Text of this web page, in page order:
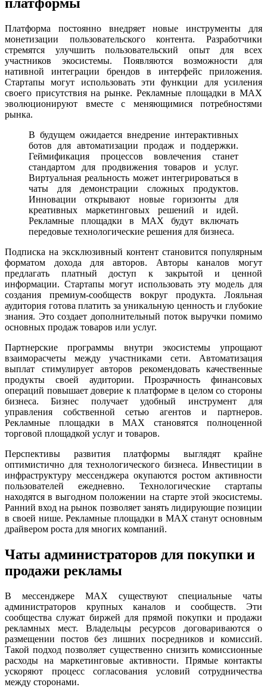
Платформа постоянно внедряет новые инструменты для
монетизации пользовательского контента. Разработчики
стремятся улучшить пользовательский опыт для всех
участников экосистемы. Появляются возможности для
нативной интеграции брендов в интерфейс приложения.
Стартапы могут использовать эти функции для усиления
своего присутствия на рынке. Рекламные площадки в MAX
эволюционируют вместе с меняющимися потребностями
рынка.
В будущем ожидается внедрение интерактивных
ботов для автоматизации продаж и поддержки.
Геймификация процессов вовлечения станет
стандартом для продвижения товаров и услуг.
Виртуальная реальность может интегрироваться в
чаты для демонстрации сложных продуктов.
Инновации открывают новые горизонты для
креативных маркетинговых решений и идей.
Рекламные площадки в MAX будут включать
передовые технологические решения для бизнеса.
Подписка на эксклюзивный контент становится популярным
форматом дохода для авторов. Авторы каналов могут
предлагать платный доступ к закрытой и ценной
информации. Стартапы могут использовать эту модель для
создания премиум-сообществ вокруг продукта. Лояльная
аудитория готова платить за уникальную ценность и глубокие
знания. Это создает дополнительный поток выручки помимо
основных продаж товаров или услуг.
Партнерские программы внутри экосистемы упрощают
взаиморасчеты между участниками сети. Автоматизация
выплат стимулирует авторов рекомендовать качественные
продукты своей аудитории. Прозрачность финансовых
операций повышает доверие к платформе в целом со стороны
бизнеса. Бизнес получает удобный инструмент для
управления собственной сетью агентов и партнеров.
Рекламные площадки в MAX становятся полноценной
торговой площадкой услуг и товаров.
Перспективы развития платформы выглядят крайне
оптимистично для технологического бизнеса. Инвестиции в
инфраструктуру мессенджера окупаются ростом активности
пользователей ежедневно. Технологические стартапы
находятся в выгодном положении на старте этой экосистемы.
Ранний вход на рынок позволяет занять лидирующие позиции
в своей нише. Рекламные площадки в MAX станут основным
драйвером роста для многих компаний.
Чаты администраторов для покупки и
продажи рекламы
В мессенджере MAX существуют специальные чаты
администраторов крупных каналов и сообществ. Эти
сообщества служат биржей для прямой покупки и продажи
рекламных мест. Владельцы ресурсов договариваются о
размещении постов без лишних посредников и комиссий.
Такой подход позволяет существенно снизить комиссионные
расходы на маркетинговые активности. Прямые контакты
ускоряют процесс согласования условий сотрудничества
между сторонами.